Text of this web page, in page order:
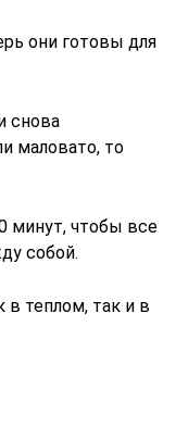
они готовы для
снова
маловато, то
минут, чтобы все
собой.
в теплом, так и в